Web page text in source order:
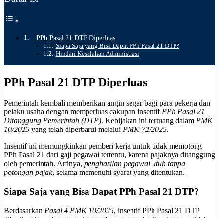
PPh Pasal 21 DTP Diperluas
Siapa Saja yang Bisa Dapat PPh Pasal 21 DTP?
Hindari Kesalahan Administrasi
PPh Pasal 21 DTP Diperluas
Pemerintah kembali memberikan angin segar bagi para pekerja dan
pelaku usaha dengan memperluas cakupan insentif PPh Pasal 21
Ditanggung Pemerintah (DTP). Kebijakan ini tertuang dalam PMK
10/2025 yang telah diperbarui melalui PMK 72/2025.
Insentif ini memungkinkan pemberi kerja untuk tidak memotong
PPh Pasal 21 dari gaji pegawai tertentu, karena pajaknya ditanggung
oleh pemerintah. Artinya, penghasilan pegawai utuh tanpa
potongan pajak, selama memenuhi syarat yang ditentukan.
Siapa Saja yang Bisa Dapat PPh Pasal 21 DTP?
Berdasarkan Pasal 4 PMK 10/2025, insentif PPh Pasal 21 DTP